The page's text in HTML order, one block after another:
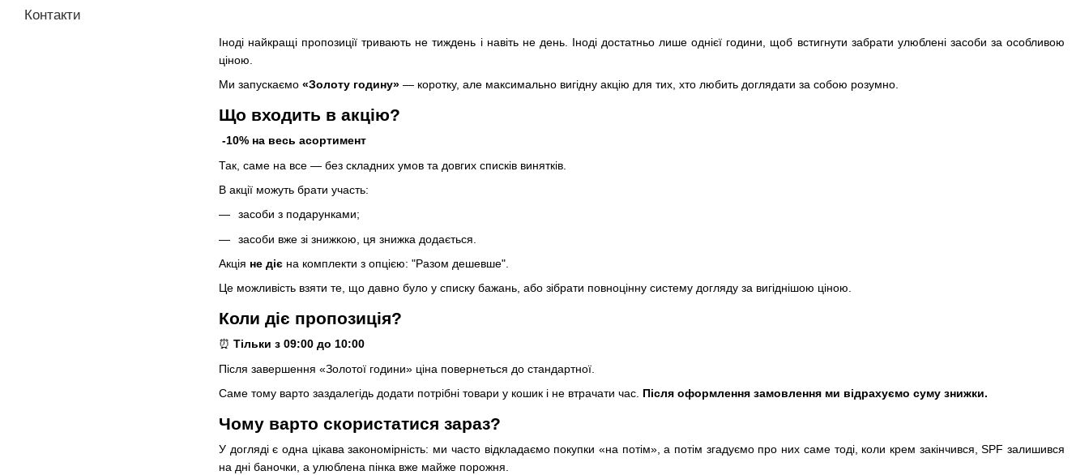
Іноді найкращі пропозиції тривають не тиждень і навіть не день. Іноді достатньо лише однієї години, щоб встигнути забрати улюблені засоби за особливою
ціною.
Ми запускаємо «Золоту годину» — коротку, але максимально вигідну акцію для тих, хто любить доглядати за собою розумно.
Що входить в акцію?
-10% на весь асортимент
Так, саме на все — без складних умов та довгих списків винятків.
В акції можуть брати участь:
засоби з подарунками;
засоби вже зі знижкою, ця знижка додається.
Акція не діє на комплекти з опцією: "Разом дешевше".
Це можливість взяти те, що давно було у списку бажань, або зібрати повноцінну систему догляду за вигіднішою ціною.
Коли діє пропозиція?
⏰ Тільки з 09:00 до 10:00
Після завершення «Золотої години» ціна повернеться до стандартної.
Саме тому варто заздалегідь додати потрібні товари у кошик і не втрачати час. Після оформлення замовлення ми відрахуємо суму знижки.
Чому варто скористатися зараз?
У догляді є одна цікава закономірність: ми часто відкладаємо покупки «на потім», а потім згадуємо про них саме тоді, коли крем закінчився, SPF залишився
на дні баночки, а улюблена пінка вже майже порожня.
Контакти